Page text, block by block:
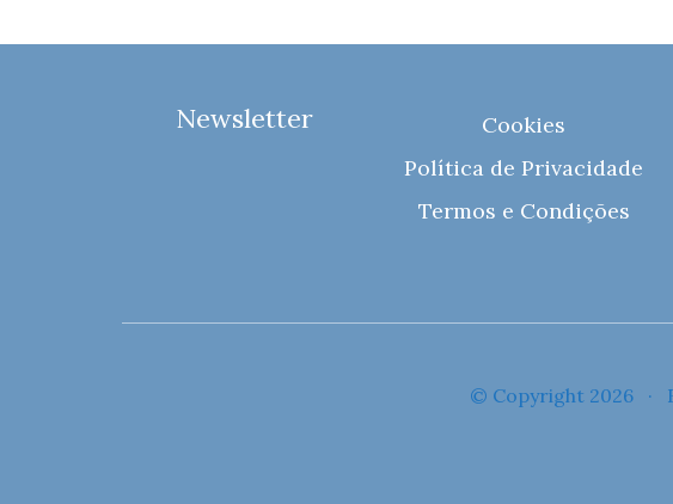
Newsletter
Cookies
Política de Privacidade
Termos e Condições
© Copyright 2026 ·